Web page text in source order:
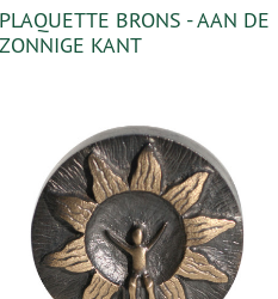
PLAQUETTE BRONS - AAN DE
ZONNIGE KANT